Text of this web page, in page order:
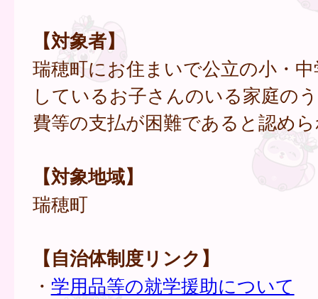
【対象者】
瑞穂町にお住まいで公立の小・
しているお子さんのいる家庭の
費等の支払が困難であると認め
【対象地域】
瑞穂町
【自治体制度リンク】
・ 学用品等の就学援助について